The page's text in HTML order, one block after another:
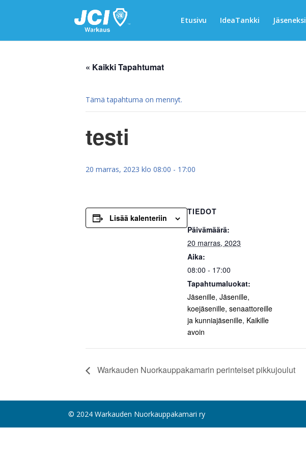
Etusivu IdeaTankki Jäseneksi
« Kaikki Tapahtumat
Tämä tapahtuma on mennyt.
testi
20 marras, 2023 klo 08:00 - 17:00
Lisää kalenteriin
TIEDOT
Päivämäärä:
20 marras, 2023
Aika:
08:00 - 17:00
Tapahtumaluokat:
Jäsenille, Jäsenille,
koejäsenille, senaattoreille
ja kunniajäsenille, Kaikille
avoin
Warkauden Nuorkauppakamarin perinteiset pikkujoulut
© 2024 Warkauden Nuorkauppakamari ry